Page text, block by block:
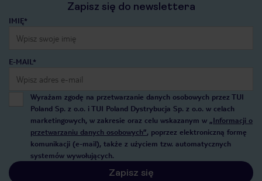
Zapisz się do newslettera
IMIĘ*
E-MAIL*
Wyrażam zgodę na przetwarzanie danych osobowych przez TUI
Poland Sp. z o.o. i TUI Poland Dystrybucja Sp. z o.o. w celach
marketingowych, w zakresie oraz celu wskazanym w „Informacji o
przetwarzaniu danych osobowych”, poprzez elektroniczną formę
komunikacji (e-mail), także z użyciem tzw. automatycznych
systemów wywołujących.
Zapisz się